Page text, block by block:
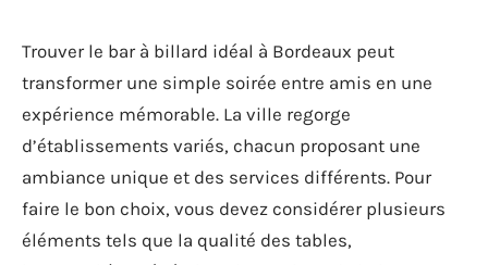
Trouver le bar à billard idéal à Bordeaux peut
transformer une simple soirée entre amis en une
expérience mémorable. La ville regorge
d’établissements variés, chacun proposant une
ambiance unique et des services différents. Pour
faire le bon choix, vous devez considérer plusieurs
éléments tels que la qualité des tables,